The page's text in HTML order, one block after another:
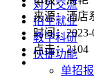
对外交流
招生就业
教学科研
快捷功能
单招
来源：酒店
时间：2023-
点击：2104